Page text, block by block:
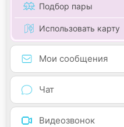
Подбор пары
Использовать карту
Мои сообщения
Чат
Видеозвонок